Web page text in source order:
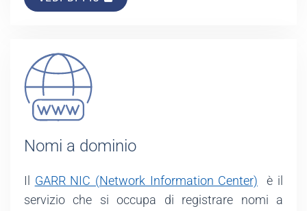
Nomi a dominio
Il GARR NIC (Network Information Center) è il
servizio che si occupa di registrare nomi a